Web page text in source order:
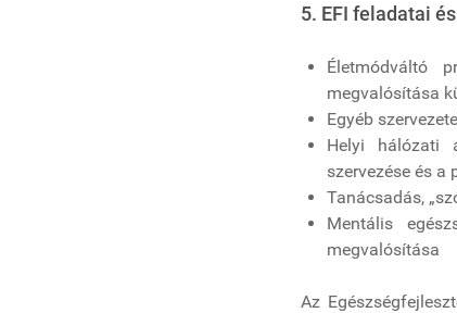
5. EFI feladatai
Életmódváltó
megvalósítása
Egyéb
Helyi hálózati
szervezése és a
Tanácsadás,
Mentális
megvalósítása
Az